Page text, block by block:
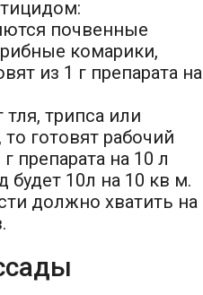
почвенные
комарики,
из 1 г препарата на
тля, трипса или
готовят рабочий
препарата на 10 л
будет 10л на 10 кв м.
должно хватить на